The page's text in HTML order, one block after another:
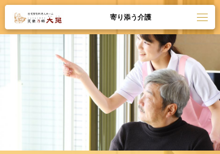
寄り添う介護